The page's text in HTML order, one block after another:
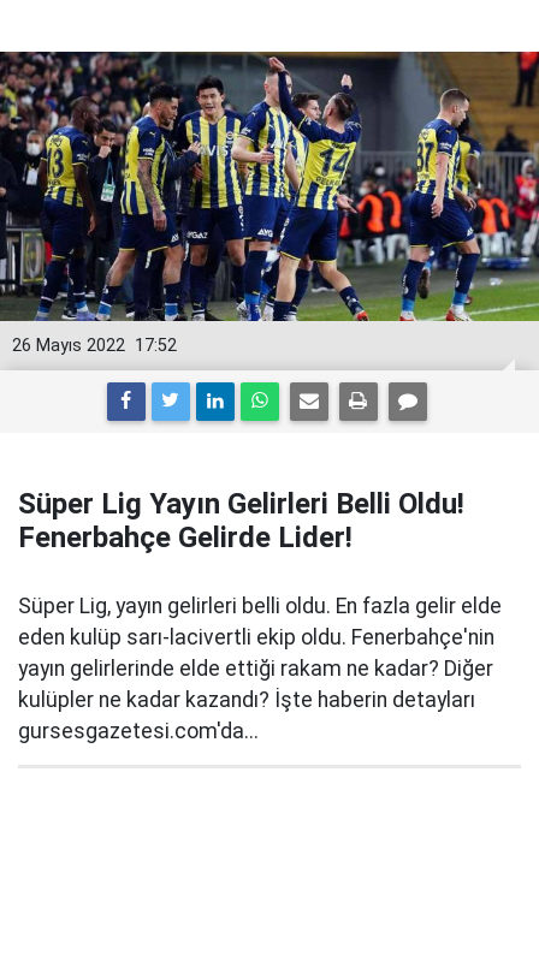
17:52
26 Mayıs 2022
Süper Lig Yayın Gelirleri Belli Oldu!
Fenerbahçe Gelirde Lider!
Süper Lig, yayın gelirleri belli oldu. En fazla gelir elde
eden kulüp sarı-lacivertli ekip oldu. Fenerbahçe'nin
yayın gelirlerinde elde ettiği rakam ne kadar? Diğer
kulüpler ne kadar kazandı? İşte haberin detayları
gursesgazetesi.com'da...